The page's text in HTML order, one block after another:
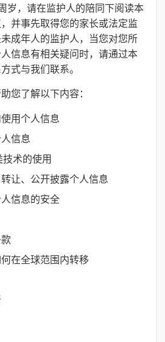
岁，请在监护人的陪同下阅读本
并事先取得您的家长或法定监
成年人的监护人，当您对您所
信息有相关疑问时，请通过本
式与我们联系。
您了解以下内容：
用个人信息
信息
术的使用
让、公开披露个人信息
信息的安全
在全球范围内转移